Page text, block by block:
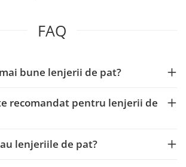
FAQ
bune lenjerii de pat?
recomandat pentru lenjerii de
lenjeriile de pat?